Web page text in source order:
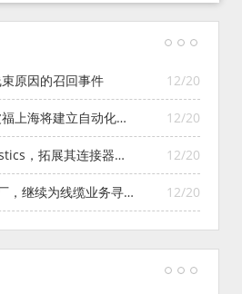
12/20
原因的召回事件
12/20
上海将建立自动化智
12/20
，拓展其连接器系
12/20
，继续为线缆业务寻找